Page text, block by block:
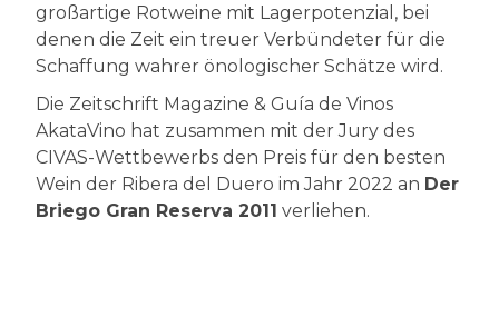
großartige Rotweine mit Lagerpotenzial, bei
denen die Zeit ein treuer Verbündeter für die
Schaffung wahrer önologischer Schätze wird.
Die Zeitschrift Magazine & Guía de Vinos
AkataVino hat zusammen mit der Jury des
CIVAS-Wettbewerbs den Preis für den besten
Wein der Ribera del Duero im Jahr 2022 an Der
Briego Gran Reserva 2011 verliehen.